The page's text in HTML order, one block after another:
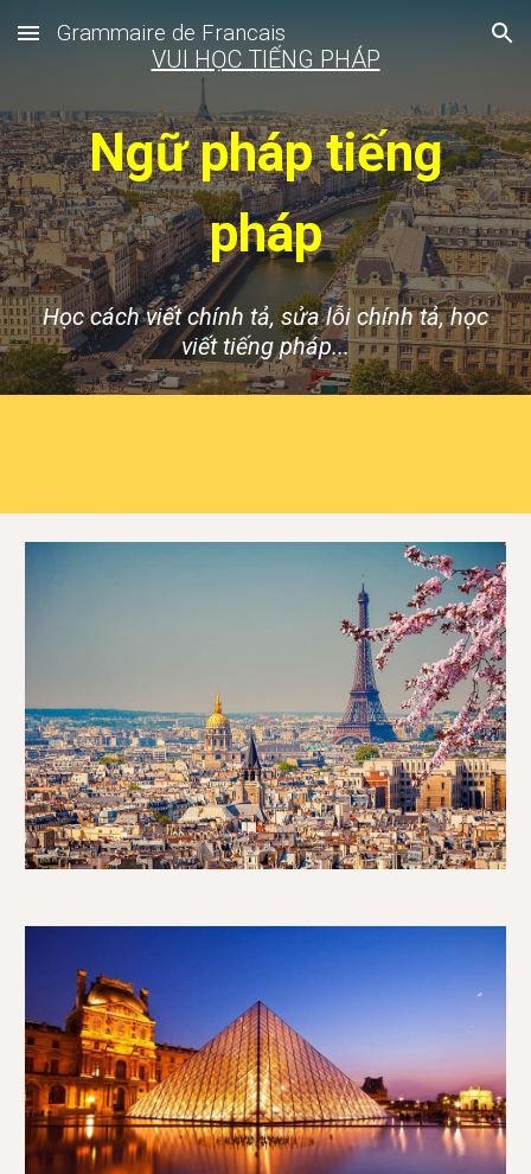
Skip to main content Skip to navigation
Grammaire de Francais
VUI HỌC TIẾNG PHÁP
Ngữ pháp tiếng
pháp
Học cách viết chính tả, sửa lỗi chính tả, học
viết tiếng pháp...